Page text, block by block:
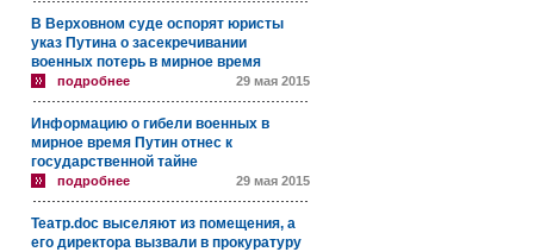
В Верховном суде оспорят юристы
указ Путина о засекречивании
военных потерь в мирное время
подробнее 29 мая 2015
Информацию о гибели военных в
мирное время Путин отнес к
государственной тайне
подробнее 29 мая 2015
Театр.doc выселяют из помещения, а
его директора вызвали в прокуратуру